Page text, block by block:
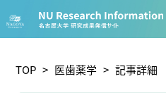
CATEGORY
環境学 生物学
TOP > 医歯薬学 > 記事詳細